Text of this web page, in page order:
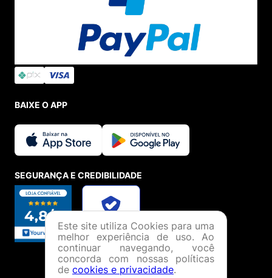
BAIXE O APP
SEGURANÇA E CREDIBILIDADE
Este site utiliza Cookies para uma
melhor experiência de uso. Ao
continuar navegando, você
concorda com nossas políticas
de cookies e privacidade.